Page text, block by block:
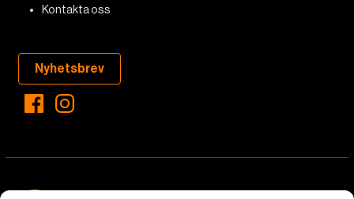
Kontakta oss
Nyhetsbrev